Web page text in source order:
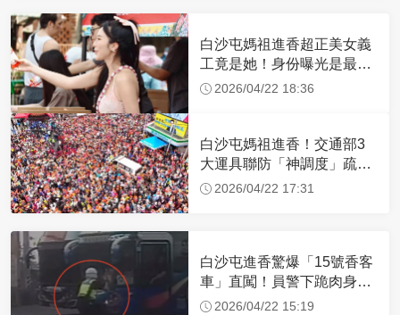
白沙屯媽祖進香超正美女義
工竟是她！身份曝光是最美
禮生 一輩子不結婚
2026/04/22 18:36
白沙屯媽祖進香！交通部3
大運具聯防「神調度」疏運
32.1萬創新高
2026/04/22 17:31
白沙屯進香驚爆「15號香客
車」直闖！員警下跪肉身擋
車：讓行人先過
2026/04/22 15:19